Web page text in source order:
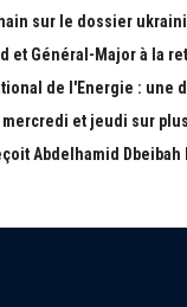
sur le dossier
et Général-Major à la
de l'Energie :
et jeudi sur
Abdelhamid